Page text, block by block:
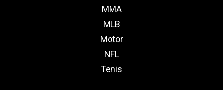
MMA
MLB
Motor
NFL
Tenis